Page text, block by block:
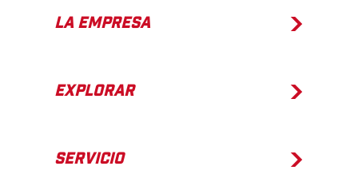
LA EMPRESA
EXPLORAR
SERVICIO